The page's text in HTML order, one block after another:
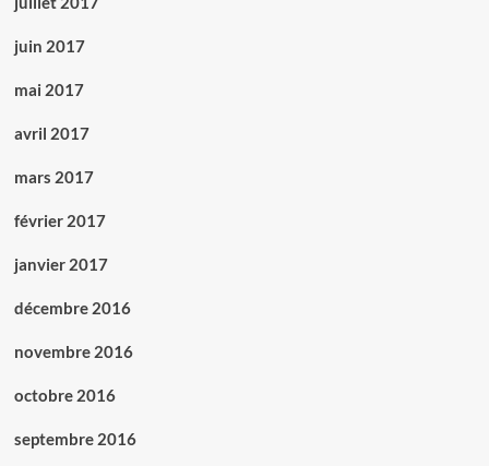
juin 2017
mai 2017
avril 2017
mars 2017
février 2017
janvier 2017
décembre 2016
novembre 2016
octobre 2016
septembre 2016